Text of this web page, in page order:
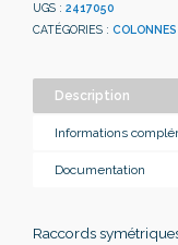
UGS : 2417050
CATÉGORIES : COLONNES
Description
Informations
Documentation
Raccords